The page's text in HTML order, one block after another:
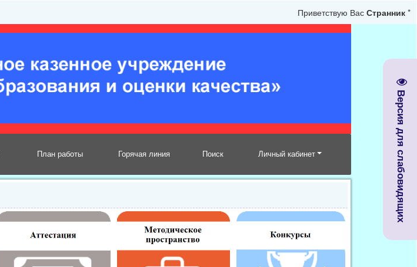
Версия для слабовидящих
Приветствую Вас Странник *
План работы Горячая линия Поиск Личный кабинет